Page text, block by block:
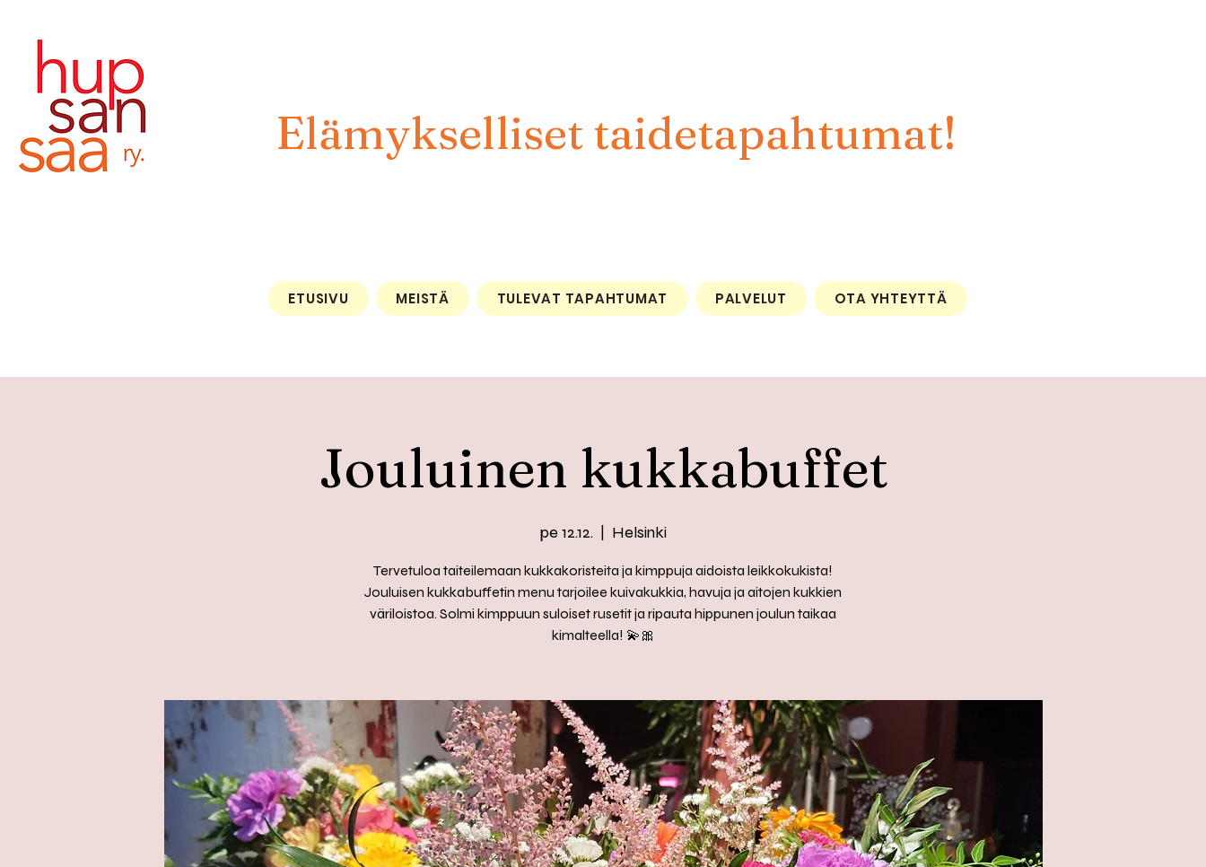
Elämykselliset taidetapahtumat!
ETUSIVU MEISTÄ TULEVAT TAPAHTUMAT PALVELUT OTA YHTEYTTÄ
Jouluinen kukkabuffet
pe 12.12.
  |
Helsinki
Tervetuloa taiteilemaan kukkakoristeita ja kimppuja aidoista leikkokukista!
Jouluisen kukkabuffetin menu tarjoilee kuivakukkia, havuja ja aitojen kukkien
väriloistoa. Solmi kimppuun suloiset rusetit ja ripauta hippunen joulun taikaa
kimalteella! 💫🎀